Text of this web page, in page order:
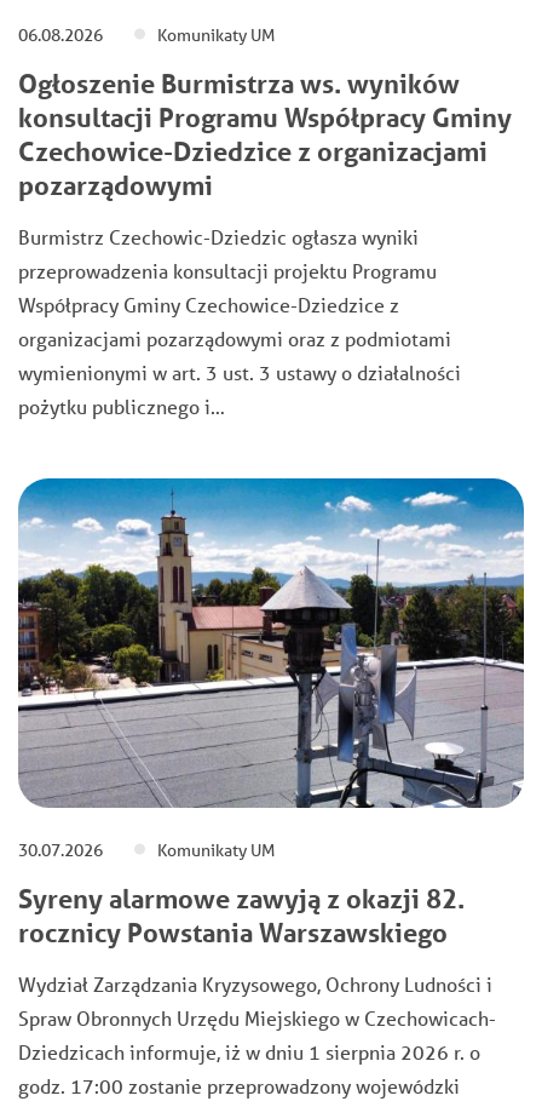
06.08.2026 Komunikaty UM
Ogłoszenie Burmistrza ws. wyników
konsultacji Programu Współpracy Gminy
Czechowice-Dziedzice z organizacjami
pozarządowymi
Burmistrz Czechowic-Dziedzic ogłasza wyniki
przeprowadzenia konsultacji projektu Programu
Współpracy Gminy Czechowice-Dziedzice z
organizacjami pozarządowymi oraz z podmiotami
wymienionymi w art. 3 ust. 3 ustawy o działalności
pożytku publicznego i…
30.07.2026 Komunikaty UM
Syreny alarmowe zawyją z okazji 82.
rocznicy Powstania Warszawskiego
Wydział Zarządzania Kryzysowego, Ochrony Ludności i
Spraw Obronnych Urzędu Miejskiego w Czechowicach-
Dziedzicach informuje, iż w dniu 1 sierpnia 2026 r. o
godz. 17:00 zostanie przeprowadzony wojewódzki